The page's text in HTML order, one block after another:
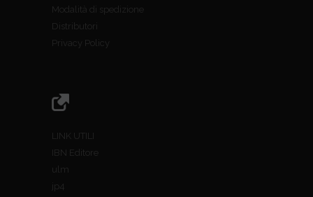
Modalità di spedizione
Distributori
Privacy Policy
LINK UTILI
IBN Editore
ulm
jp4